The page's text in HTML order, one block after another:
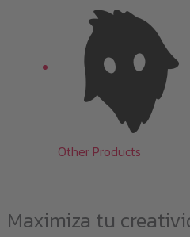
Other Products
Maximiza tu